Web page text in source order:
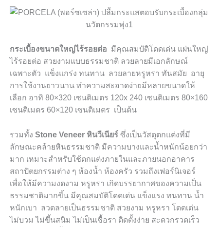
กระเบื้องขนาดใหญ่ไร้รอยต่อ มีคุณสมบัติโดดเด่น แผ่นใหญ่
ไร้รอยต่อ สวยงามแบบธรรมชาติ ลวยลายมีเอกลักษณ์
เฉพาะตัว แข็งแกร่ง ทนทาน ลวยลายหรูหรา ทันสมัย อายุ
การใช้งานยาวนาน ทำความสะอาดง่ายมีหลายขนาดให้
เลือก อาทิ 80×320 เซนติเมตร 120x 240 เซนติเมตร 80×160
เซนติเมตร 60×120 เซนติเมตร เป็นต้น
รวมทั้ง Stone Veneer หินวีเนียร์ ซึ่งเป็นวัสดุตกแต่งที่มี
ลักษณะคล้ายหินธรรมชาติ มีความบางและน้ำหนักน้อยกว่า
มาก เหมาะสำหรับใช้ตกแต่งภายในและภายนอกอาคาร
สถาปัตยกรรมต่าง ๆ ห้องน้ำ ห้องครัว รวมถึงเฟอร์นิเจอร์
เพื่อให้มีความงดงาม หรูหรา เกิดบรรยากาศของความเป็น
ธรรมชาติมากขึ้น มีคุณสมบัติโดดเด่น แข็งแรง ทนทาน น้ำ
หนักเบา ลวดลายเป็นธรรมชาติ สวยงาม หรูหรา โดดเด่น
ไม่บวม ไม่ขึ้นสนิม ไม่เป็นเชื้อรา ติดตั้งง่าย สะดวกรวดเร็ว